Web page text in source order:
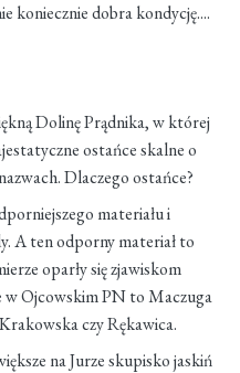
koniecznie dobra kondycję....
Dolinę Prądnika, w której
ostańce skalne o
Dlaczego ostańce?
materiału i
A ten odporny materiał to
oparły się zjawiskom
w Ojcowskim PN to Maczuga
czy Rękawica.
na Jurze skupisko jaskiń